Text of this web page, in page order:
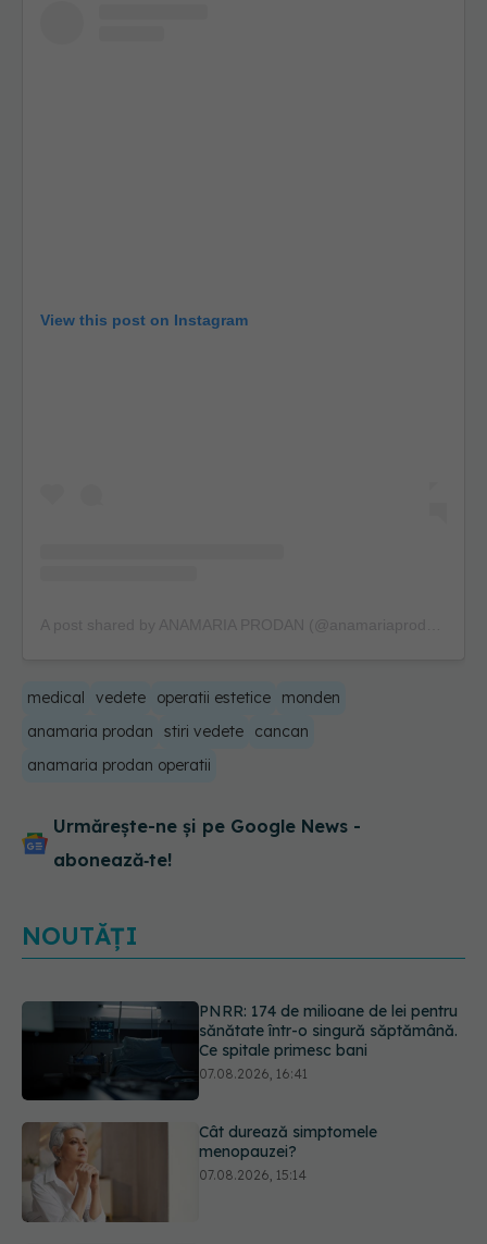
View this post on Instagram
medical vedete operatii estetice
monden
anamaria prodan
stiri vedete
cancan
anamaria prodan operatii
Urmărește-ne și pe Google News -
abonează‑te!
NOUTĂȚI
Cât durează simptomele
menopauzei?
07.08.2026, 15:14
Ți-ai mărit buzele? Cele 4 greșeli
care pot strica rezultatul după
injectarea cu acid hialuronic